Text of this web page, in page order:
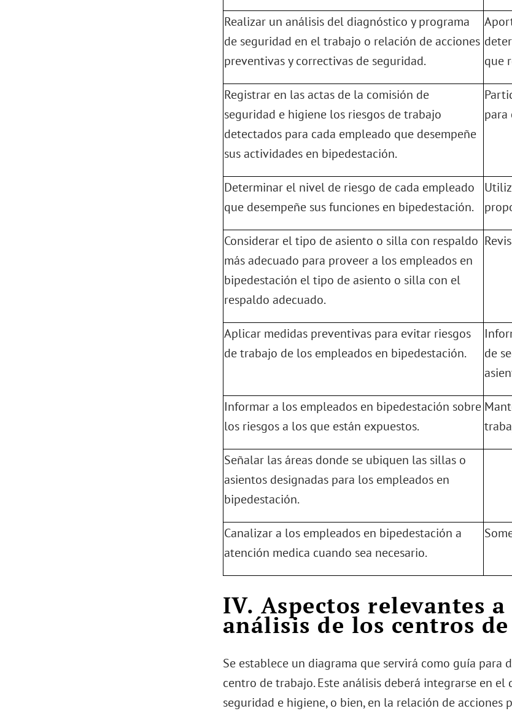
Realizar un análisis del diagnóstico y programa
de seguridad en el trabajo o relación de acciones
preventivas y correctivas de seguridad.
que
Registrar en las actas de la comisión de
seguridad e higiene los riesgos de trabajo
detectados para cada empleado que desempeñe
sus actividades en bipedestación.
para
Determinar el nivel de riesgo de cada empleado
que desempeñe sus funciones en bipedestación.
Considerar el tipo de asiento o silla con respaldo
más adecuado para proveer a los empleados en
bipedestación el tipo de asiento o silla con el
respaldo adecuado.
Aplicar medidas preventivas para evitar riesgos
de trabajo de los empleados en bipedestación.
de
Informar a los empleados en bipedestación sobre
los riesgos a los que están expuestos.
Señalar las áreas donde se ubiquen las sillas o
asientos designadas para los empleados en
bipedestación.
Canalizar a los empleados en bipedestación a
atención medica cuando sea necesario.
IV. Aspectos relevantes
análisis de los centros
Se establece un diagrama que servirá como guía para
centro de trabajo. Este análisis deberá integrarse en
seguridad e higiene, o bien, en la relación de acciones